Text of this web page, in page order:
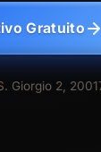
Gratuito
Giorgio 2,